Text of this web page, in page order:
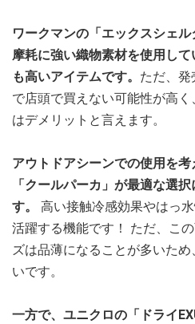
ワークマンの「エックスシェル
摩耗に強い織物素材を使用し
も高いアイテムです。 ただ、
で店頭で買えない可能性が高
はデメリットと言えます。
アウトドアシーンでの使用を
「クールパーカ」が最適な選
す。
高い接触冷感効果やはっ
活躍する機能です！ ただ、こ
ズは品薄になることが多いた
いです。
一方で、ユニクロの「ドライ